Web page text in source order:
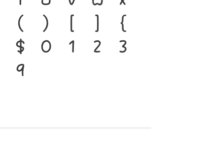
( ) [ ]
{
$ 0 1 2
3
9
านที่เชื่อมตัวตนของชาติ